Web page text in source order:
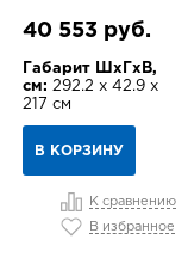
40 553 руб.
Габарит ШхГхВ,
см: 292.2 х 42.9 х
217 см
В КОРЗИНУ
К сравнению
В избранное